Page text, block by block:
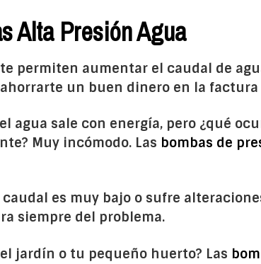
Alta Presión Agua
te permiten aumentar el caudal de
un buen dinero en la factura
agua sale con energía, pero ¿qué
Muy incómodo. Las bombas de
es muy bajo o sufre
siempre del problema.
jardín o tu pequeño huerto? Las